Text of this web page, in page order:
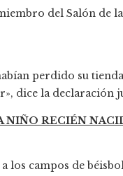
del Salón de
perdido su
dice la declaración
NIÑO RECIÉN
campos de